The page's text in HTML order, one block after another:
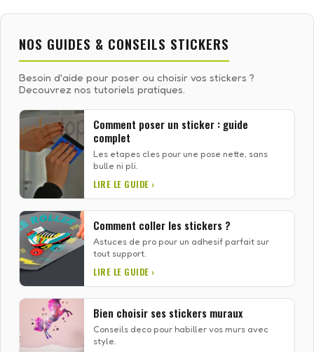
NOS GUIDES & CONSEILS STICKERS
Besoin d'aide pour poser ou choisir vos stickers ?
Decouvrez nos tutoriels pratiques.
Comment poser un sticker : guide
complet
Les etapes cles pour une pose nette, sans
bulle ni pli.
LIRE LE GUIDE ›
Comment coller les stickers ?
Astuces de pro pour un adhesif parfait sur
tout support.
LIRE LE GUIDE ›
Bien choisir ses stickers muraux
Conseils deco pour habiller vos murs avec
style.